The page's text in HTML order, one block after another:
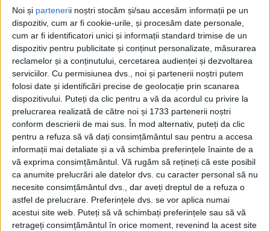
Noi și partenerii noștri stocăm și/sau accesăm informații pe un
dispozitiv, cum ar fi cookie-urile, și procesăm date personale,
cum ar fi identificatori unici și informații standard trimise de un
dispozitiv pentru publicitate și conținut personalizate, măsurarea
reclamelor și a conținutului, cercetarea audienței și dezvoltarea
serviciilor. Cu permisiunea dvs., noi și partenerii noștri putem
folosi date și identificări precise de geolocație prin scanarea
dispozitivului. Puteți da clic pentru a vă da acordul cu privire la
prelucrarea realizată de către noi și 1733 partenerii noștri
conform descrierii de mai sus. În mod alternativ, puteți da clic
pentru a refuza să vă dați consimțământul sau pentru a accesa
informații mai detaliate și a vă schimba preferințele înainte de a
vă exprima consimțământul. Vă rugăm să rețineți că este posibil
ca anumite prelucrări ale datelor dvs. cu caracter personal să nu
necesite consimțământul dvs., dar aveți dreptul de a refuza o
astfel de prelucrare. Preferințele dvs. se vor aplica numai
acestui site web. Puteți să vă schimbați preferințele sau să vă
retrageți consimțământul în orice moment, revenind la acest site
ŞTIRILE JUDEŢULUI CARAŞ-SEVERIN
”Zilele Palatului Cultural din Reșița”,
ediția a XIV-a
12 SEPTEMBRIE 2025, 08:50 AM 2 MINUTE DE CITIRE
REŞIŢA – Asociația Culturală ”Reșița Română” organizează, în
13 și 14 septembrie, cea de-a XIV-a ediție a festivalului ”Zilele
Palatului Cultural din Reșița”, un eveniment dedicat promovării
culturii și tradițiilor din Banatul de Munte. Manifestarea se va
desfășura atât la Palatul Cultural, cât și în centrul civic al
municipiului, cu un program divers ce îmbină folclorul autentic
cu muzica clasică!